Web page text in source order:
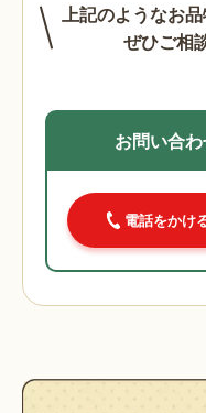
上記のようなお品
ぜひご相
お問い合
電話をかけ